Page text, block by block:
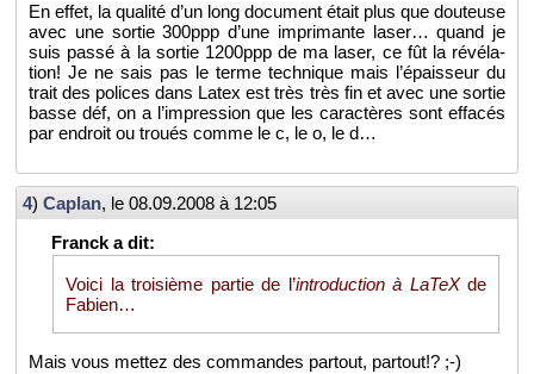
En effet, la qua­lité d’un long do­cu­ment était plus que dou­teuse
avec une sor­tie 300ppp d’une im­pri­mante laser… quand je
suis passé à la sor­tie 1200ppp de ma laser, ce fût la ré­vé­la­
tion! Je ne sais pas le terme tech­nique mais l’épais­seur du
trait des po­lices dans Latex est très très fin et avec une sor­tie
basse déf, on a l’im­pres­sion que les ca­rac­tères sont ef­fa­cés
par en­droit ou troués comme le c, le o, le d…
4) Ca­plan, le 08.09.2008 à 12:05
Voici la troi­sième par­tie de l’in­tro­duc­tion à LaTeXde
Fa­bien…
Mais vous met­tez des com­mandes par­tout, par­tout!? ;-)